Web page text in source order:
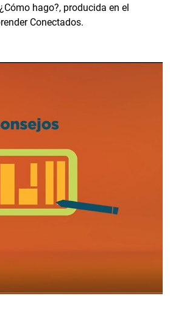
hago?, producida en el
Conectados.